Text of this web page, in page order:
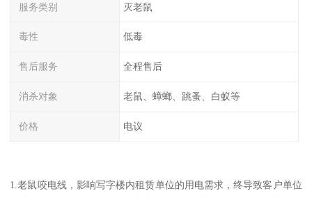
服务类别 灭老鼠
毒性 低毒
售后服务 全程售后
消杀对象 老鼠、蟑螂、跳蚤、白蚁等
价格 电议
1.老鼠咬电线，影响写字楼内租赁单位的用电需求，终导致客户单位